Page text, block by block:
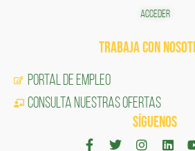
ACCEDER
TRABAJA CON
Portal de Empleo
CONSULTA NUESTRAS OFERTAS
SÍGUENOS